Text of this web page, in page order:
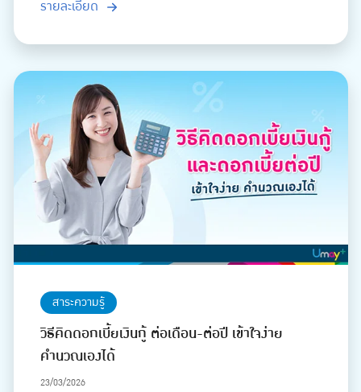
รายละเอียด
สาระความรู้
วิธีคิดดอกเบี้ยเงินกู้ ต่อเดือน-ต่อปี เข้าใจง่าย
คำนวณเองได้
23/03/2026